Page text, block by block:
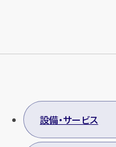
設備・サービス